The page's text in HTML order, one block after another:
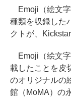
Emoji（絵文字
種類を収録した
クトが、
Emoji（絵文字
載したことを皮
のオリジナルの
館（MoMA）の